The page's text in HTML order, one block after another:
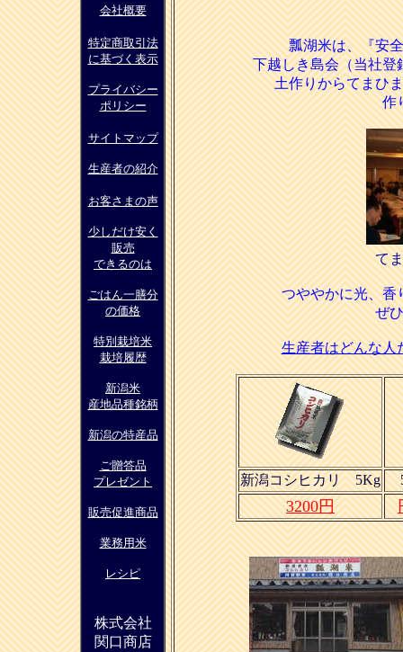
会社概要
特定商取引 法
に基づく表示
プライバシー
ポリシー
サイトマップ
生産者の紹介
お客さまの声
少しだけ安く
販売
できるのは
ごはん一膳分
の価格
特別栽培米
栽培履歴
新潟米
産地品種銘柄
新潟の特産品
ご贈答品
プレゼント
販売促進商品
業務用米
レシピ
株式会社
関口商店
瓢湖米は、『安
下越しき島会（当社登
土作りからてまひ
作
て
つややかに光、香
ぜ
生産者はどんな人
新潟コシヒカリ 5Kg
3200円